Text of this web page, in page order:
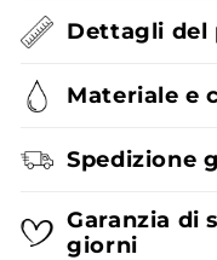
Dettagli del
Materiale e
Spedizione
Garanzia di
giorni